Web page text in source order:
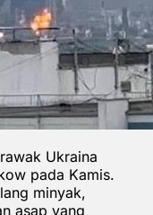
Ukraina
pada Kamis.
minyak,
asap yang